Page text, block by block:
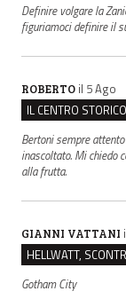
Definire volgare la
figuriamoci definire il
ROBERTO il 5 Ago
Bertoni sempre
inascoltato. Mi chiedo
alla frutta.
GIANNI VATTANI
Gotham City